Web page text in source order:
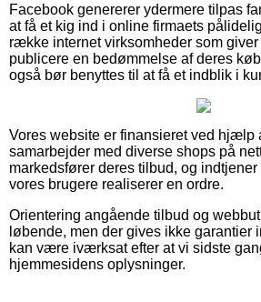
Facebook genererer ydermere tilpas
at få et kig ind i online firmaets
række internet virksomheder som
publicere en bedømmelse af deres
også bør benyttes til at få et indblik i
Vores website er finansieret ved hjælp
samarbejder med diverse shops på
markedsfører deres tilbud, og
vores brugere realiserer en ordre.
Orientering angående tilbud og
løbende, men der gives ikke garantier
kan være iværksat efter at vi sidste
hjemmesidens oplysninger.